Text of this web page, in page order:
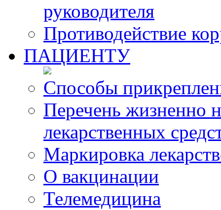
руководителя
Противодействие
ПАЦИЕНТУ
Способы
Перечень жизненно
лекарственных
Маркировка
О вакцинации
Телемедицина